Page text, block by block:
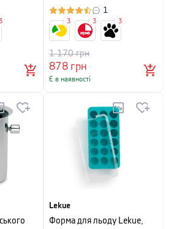
1
878грн
1 170грн
Є в наявності
3 3 3
Lekue
Форма для льоду Lekue,